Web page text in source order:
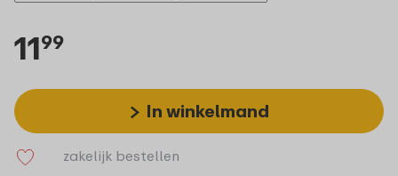
1199
In winkelmand
zakelijk bestellen